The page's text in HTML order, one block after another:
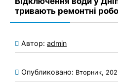
тривають ремонтні
Автор: admin
Опубликовано: Вторник,